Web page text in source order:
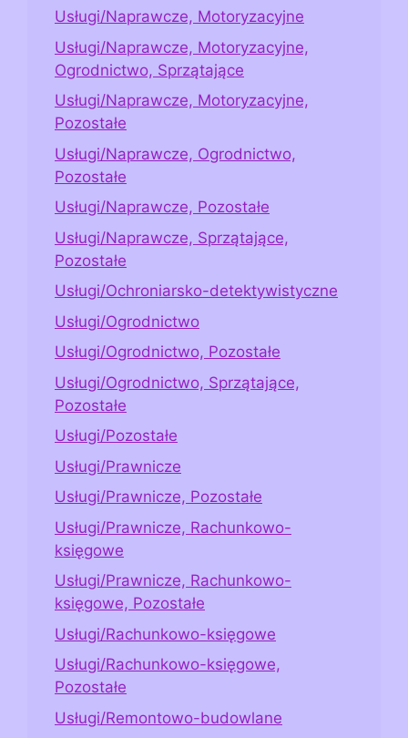
Usługi/Naprawcze, Motoryzacyjne
Usługi/Naprawcze, Motoryzacyjne,
Ogrodnictwo, Sprzątające
Usługi/Naprawcze, Motoryzacyjne,
Pozostałe
Usługi/Naprawcze, Ogrodnictwo,
Pozostałe
Usługi/Naprawcze, Pozostałe
Usługi/Naprawcze, Sprzątające,
Pozostałe
Usługi/Ochroniarsko-detektywistyczne
Usługi/Ogrodnictwo
Usługi/Ogrodnictwo, Pozostałe
Usługi/Ogrodnictwo, Sprzątające,
Pozostałe
Usługi/Pozostałe
Usługi/Prawnicze
Usługi/Prawnicze, Pozostałe
Usługi/Prawnicze, Rachunkowo-
księgowe
Usługi/Prawnicze, Rachunkowo-
księgowe, Pozostałe
Usługi/Rachunkowo-księgowe
Usługi/Rachunkowo-księgowe,
Pozostałe
Usługi/Remontowo-budowlane